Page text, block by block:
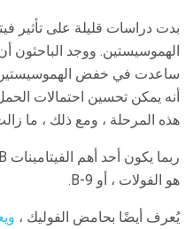
بدت دراسات قليلة على تأثير
ساعدت في خفض الهموسيستين.
أنه يمكن تحسين احتمالات
هذه المرحلة ، ومع ذلك ، ما
هو الفولات ، أو B-9.
يُعرف أيضًا بحامض الفوليك ،